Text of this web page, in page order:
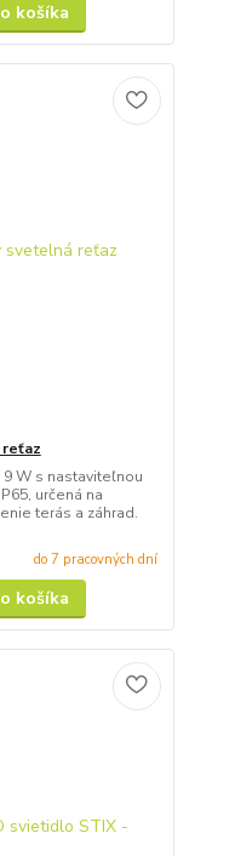
košíka
reťaz
9 W s nastaviteľnou
určená na
terás a záhrad.
do 7 pracovných dní
košíka